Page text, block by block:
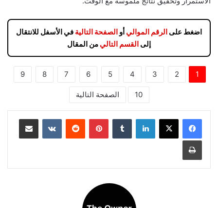
اضغط على الرقم الموالي أو الصفحة التالية في الأسفل للانتقال
إلى القسم التالي من المقال
1
2
3
4
5
6
7
8
9
10 الصفحة التالية
لينكدإن بينتيريست مشاركة عبر البريد
طباعة